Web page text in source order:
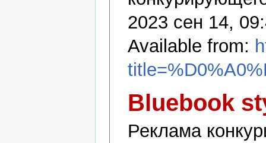
2023 сен 14,
Available from:
Bluebook
Реклама